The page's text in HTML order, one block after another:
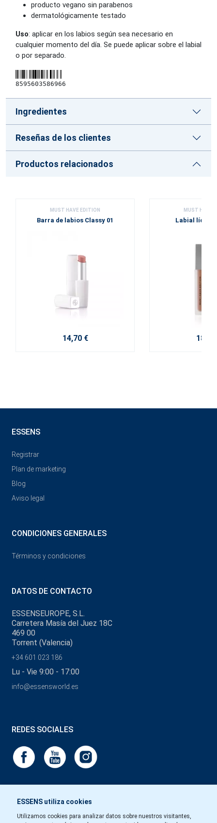
producto vegano sin parabenos
dermatológicamente testado
Uso: aplicar en los labios según sea necesario en
cualquier momento del día. Se puede aplicar sobre el labial
o por separado.
8595603586966
Ingredientes
Reseñas de los clientes
Productos relacionados
MUST HAVE EDITION
Barra de labios Classy 01
14,70 €
MUST HAVE
Labial
18,30
ESSENS utiliza cookies
Utilizamos cookies para analizar datos sobre nuestros visitantes,
ESSENS
Registrar
Plan de marketing
Blog
Aviso legal
CONDICIONES GENERALES
Términos y condiciones
DATOS DE CONTACTO
ESSENSEUROPE, S.L.
Carretera Masía del Juez 18C
469 00
Torrent (Valencia)
+34 601 023 186
Lu - Vie 9:00 - 17:00
info@essensworld.es
REDES SOCIALES